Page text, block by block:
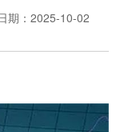
期：2025-10-02